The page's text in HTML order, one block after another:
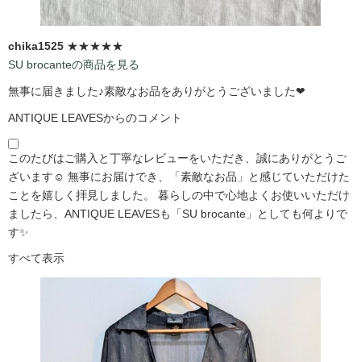
chika1525 ★★★★★
SU brocanteの商品を見る
無事に届きました♪素敵なお品をありがとうございました❤
ANTIQUE LEAVESからのコメント
このたびはご購入と丁寧なレビューをいただき、誠にありがとうご
ざいます☺️ 無事にお届けでき、「素敵なお品」と感じていただけた
ことを嬉しく拝見しました。 暮らしの中で心地よくお使いいただけ
ましたら、ANTIQUE LEAVESも「SU brocante」としても何よりで
す✨
すべて表示